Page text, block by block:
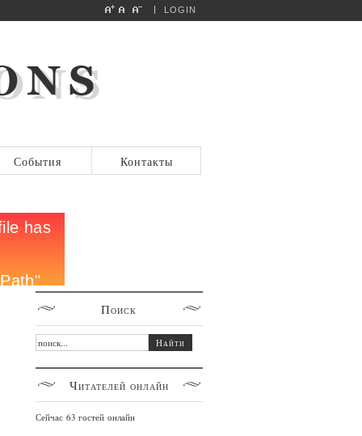
LOGIN
События
Контакты
Поиск
Читателей онлайн
Сейчас 63 гостей онлайн